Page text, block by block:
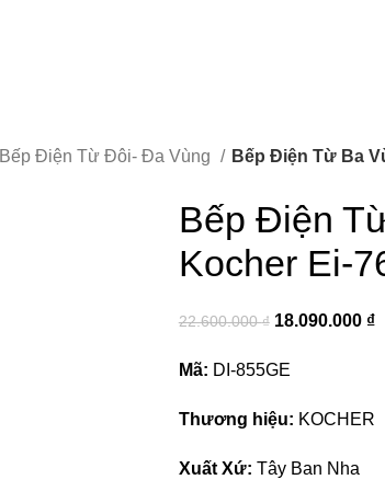
Bếp Điện Từ Đôi- Đa Vùng
Bếp Điện Từ Ba
Bếp Điện
Kocher Ei-
22.600.000₫ 18.090.000 ₫
Mã: DI-855GE
Thương hiệu: KOCHER
Xuất Xứ: Tây Ban Nha